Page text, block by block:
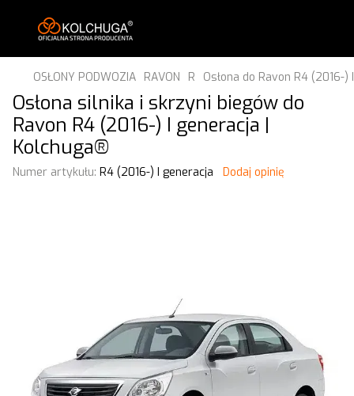
OSŁONY PODWOZIA RAVON R Osłona do Ravon R4 (2016-)
Osłona silnika i skrzyni biegów do
Ravon R4 (2016-) I generacja |
Kolchuga®
Numer artykułu: R4 (2016-) I generacja Dodaj opinię